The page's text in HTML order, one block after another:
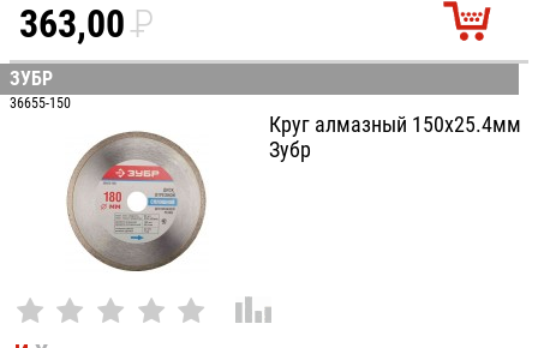
363,00P
УБ.
ЗУБР
36655-150
Круг алмазный 150х25.4мм
Зубр